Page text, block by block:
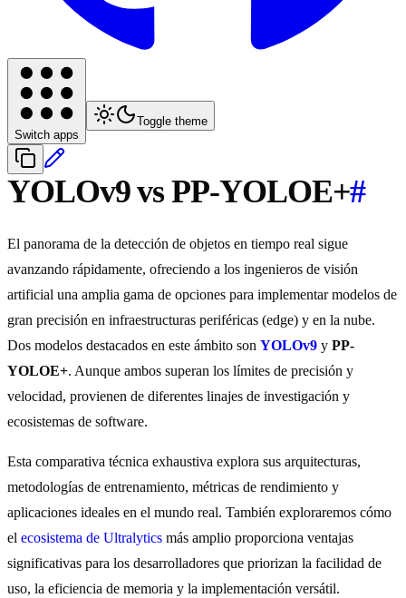
Switch apps
Toggle theme
YOLOv9 vs PP-YOLOE+#
El panorama de la detección de objetos en tiempo real sigue
avanzando rápidamente, ofreciendo a los ingenieros de visión
artificial una amplia gama de opciones para implementar modelos de
gran precisión en infraestructuras periféricas (edge) y en la nube.
Dos modelos destacados en este ámbito son YOLOv9 y PP-
YOLOE+. Aunque ambos superan los límites de precisión y
velocidad, provienen de diferentes linajes de investigación y
ecosistemas de software.
Esta comparativa técnica exhaustiva explora sus arquitecturas,
metodologías de entrenamiento, métricas de rendimiento y
aplicaciones ideales en el mundo real. También exploraremos cómo
el ecosistema de Ultralytics más amplio proporciona ventajas
significativas para los desarrolladores que priorizan la facilidad de
uso, la eficiencia de memoria y la implementación versátil.